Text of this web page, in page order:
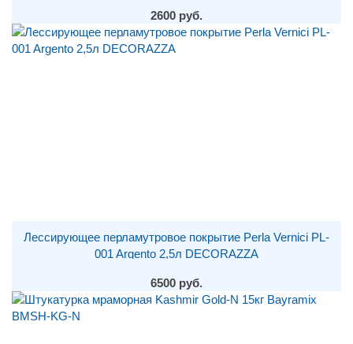
2600 руб.
Лессирующее перламутровое покрытие Perla Vernici PL-
001 Argento 2,5л DECORAZZA
6500 руб.